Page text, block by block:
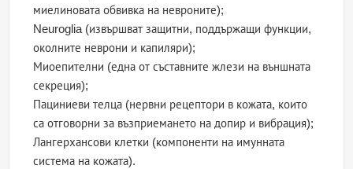
миелиновата обвивка на невроните);
Neuroglia (извършват защитни, поддържащи функции,
околните неврони и капиляри);
Миоепителни (една от съставните жлези на външната
секреция);
Пациниеви телца (нервни рецептори в кожата, които
са отговорни за възприемането на допир и вибрация);
Лангерхансови клетки (компоненти на имунната
система на кожата).